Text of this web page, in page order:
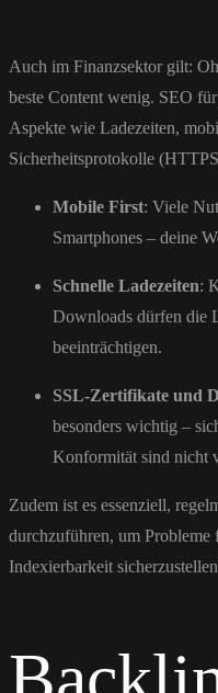
Auch im Finanzsektor gilt:
beste Content wenig. SEO
Aspekte wie Ladezeiten,
Sicherheitsprotokolle
Mobile First: Viele
Smartphones – deine
Schnelle Ladezeiten:
Downloads dürfen die
beeinträchtigen.
SSL-Zertifikate und
besonders wichtig –
Konformität sind nicht
Zudem ist es essenziell,
durchzuführen, um
Indexierbarkeit